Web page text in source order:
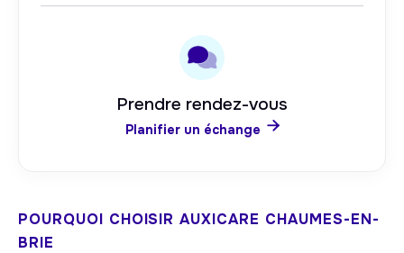
Prendre rendez-vous
Planifier un échange 
POURQUOI CHOISIR AUXICARE CHAUMES-EN-
BRIE